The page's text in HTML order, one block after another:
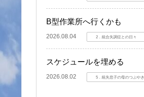
B型作業所へ行くかも
2026.08.04 2．統合失調症との日々
スケジュールを埋める
2026.08.02 5．統失息子の母のつぶやき